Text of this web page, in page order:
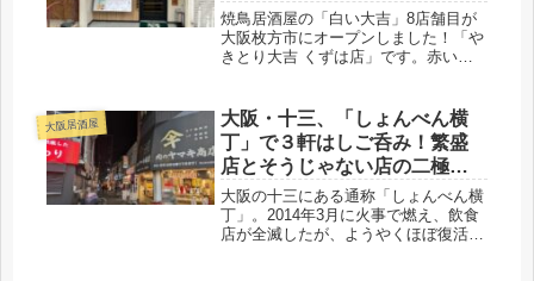
名物は？
焼鳥居酒屋の「白い大吉」8店舗目が
大阪枚方市にオープンしました！「や
きとり大吉 くずは店」です。赤い大
で一杯いかがでしょうか。
大阪居酒屋
大阪・十三、「しょんべん横
丁」で３軒はしご呑み！繁盛
店とそうじゃない店の二極化
がハッキリ？
大阪の十三にある通称「しょんべん横
丁」。2014年3月に火事で燃え、飲食
店が全滅したが、ようやくほぼ復活。